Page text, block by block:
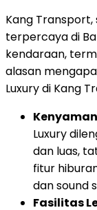
Kang
terpercaya di
kendaraan,
alasan
Luxury di Kang
Luxury
dan luas,
fitur
dan sound
Fasilitas